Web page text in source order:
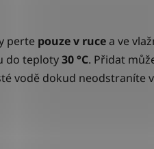
perte pouze v rucea ve
do teploty30 °C. Přidat
vodě dokud neodstraníte